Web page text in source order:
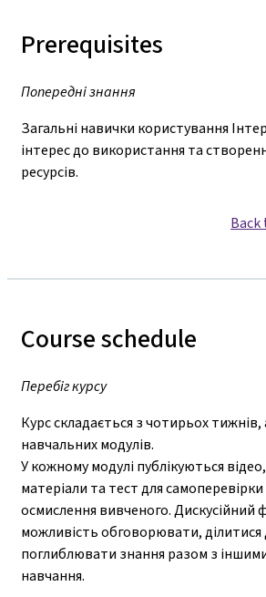
Prerequisites
Попередні знання
Загальні навички користування
інтерес до використання та
ресурсів.
Course schedule
Перебіг курсу
Курс складається з чотирьох
навчальних модулів.
У кожному модулі публікуються
матеріали та тест для
осмислення вивченого. Дискусійний
можливість обговорювати, ділитися
поглиблювати знання разом з
навчання.